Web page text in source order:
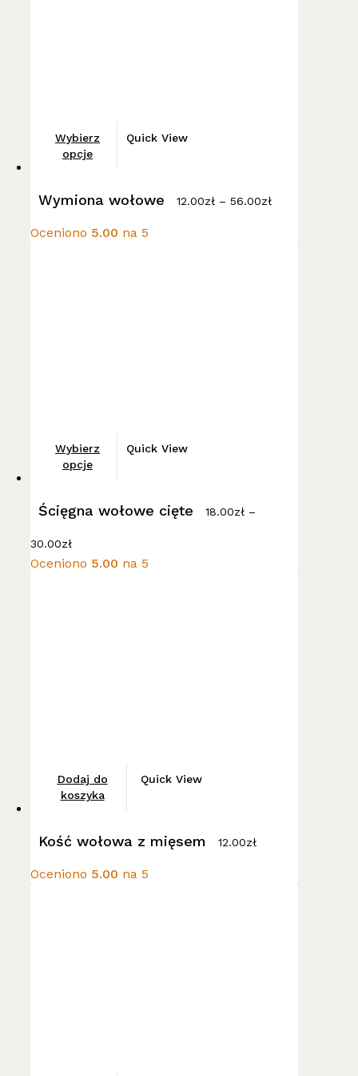
Wybierz
opcje
Ten
produkt
wariantów.
Opcje
Quick View
Wymiona wołowe 12.00zł – 56.00złcen:
Oceniono 5.00 na 5
Wybierz
opcje
Ten
produkt
wiele
wariantów.
Opcje
można
Quick View
Ścięgna wołowe cięte 18.00zł –
30.00złZakres
od
Oceniono 5.00 na 5
Dodaj do
koszyka
Quick View
Kość wołowa z mięsem 12.00zł
Oceniono 5.00 na 5